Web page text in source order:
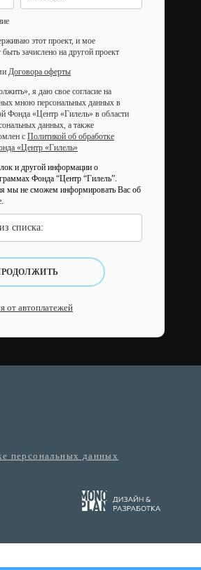
этот проект, и мое
зачислено на другой проект
Договора оферты
я даю свое согласие на
мною персональных данных в
Фонда «Центр «Гилель» в области
данных, а также
с Политикой об обработке
«Центр «Гилель»
и другой информации о
Фонда “Центр “Гилель”.
мы не сможем информировать Вас об
списка:
от автоплатежей
персональных данных